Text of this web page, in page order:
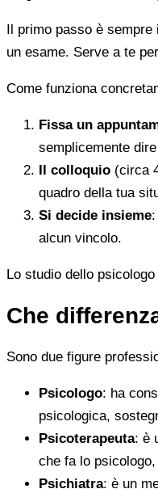
Il primo passo è
un esame. Serve a te
Come funziona
Fissa un
semplicemente
Il colloquio (circa
quadro della tua
Si decide insieme
alcun vincolo.
Lo studio dello
Che
Sono due figure
Psicologo: ha
psicologica,
Psicoterapeuta: è
che fa lo
Psichiatra: è un